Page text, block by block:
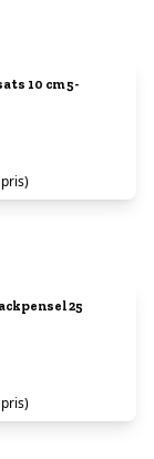
10 cm 5-
25